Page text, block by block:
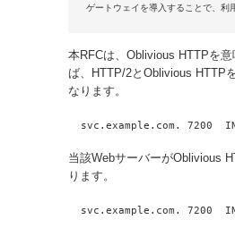
ゲートウェイを導入することで、利
本RFCは、Oblivious HTTPを
ば、HTTP/2とOblivious HTTP
なります。
当該WebサーバーがOblivious
ります。